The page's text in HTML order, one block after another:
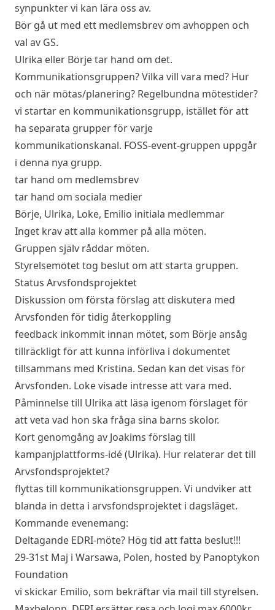
synpunkter vi kan lära oss av.
Bör gå ut med ett medlemsbrev om avhoppen och
val av GS.
Ulrika eller Börje tar hand om det.
Kommunikationsgruppen? Vilka vill vara med? Hur
och när mötas/planering? Regelbundna mötestider?
vi startar en kommunikationsgrupp, istället för att
ha separata grupper för varje
kommunikationskanal. FOSS-event-gruppen uppgår
i denna nya grupp.
tar hand om medlemsbrev
tar hand om sociala medier
Börje, Ulrika, Loke, Emilio initiala medlemmar
Inget krav att alla kommer på alla möten.
Gruppen själv råddar möten.
Styrelsemötet tog beslut om att starta gruppen.
Status Arvsfondsprojektet
Diskussion om första förslag att diskutera med
Arvsfonden för tidig återkoppling
feedback inkommit innan mötet, som Börje ansåg
tillräckligt för att kunna införliva i dokumentet
tillsammans med Kristina. Sedan kan det visas för
Arvsfonden. Loke visade intresse att vara med.
Påminnelse till Ulrika att läsa igenom förslaget för
att veta vad hon ska fråga sina barns skolor.
Kort genomgång av Joakims förslag till
kampanjplattforms-idé (Ulrika). Hur relaterar det till
Arvsfondsprojektet?
flyttas till kommunikationsgruppen. Vi undviker att
blanda in detta i arvsfondsprojektet i dagsläget.
Kommande evenemang:
Deltagande EDRI-möte? Hög tid att fatta beslut!!!
29-31st Maj i Warsawa, Polen, hosted by Panoptykon
Foundation
vi skickar Emilio, som bekräftar via mail till styrelsen.